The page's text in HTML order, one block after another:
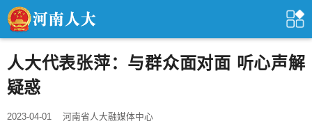
人大代表张萍：与群众面对面 听心声解
疑惑
2023-04-01 河南省人大融媒体中心